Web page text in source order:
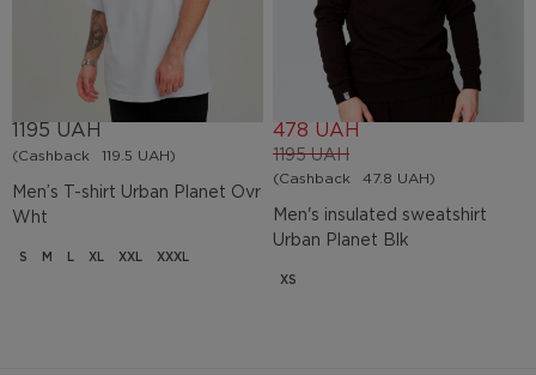
Men’s T-shirt Urban Planet Ovr
Wht
1195 UAH
(Cashback 119.5 UAH)
S M L XL XXL XXXL
Men's insulated sweatshirt
Urban Planet Blk
1195 UAH
478 UAH
(Cashback 47.8 UAH)
XS